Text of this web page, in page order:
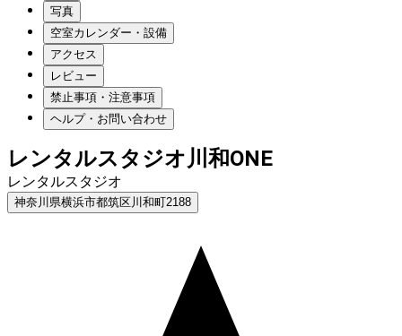
写真
空室カレンダー・設備
アクセス
レビュー
禁止事項・注意事項
ヘルプ・お問い合わせ
レンタルスタジオ川和ONE
レンタルスタジオ
神奈川県横浜市都筑区川和町2188